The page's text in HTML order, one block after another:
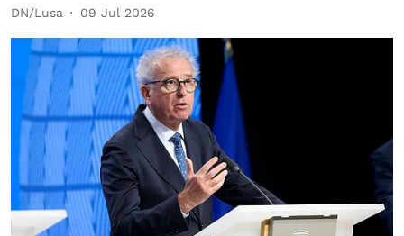
DN/Lusa 09 Jul 2026